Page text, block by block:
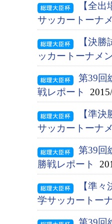
【全
サッカートーナ
【決
ッカートーナメ
第39回
戦レポート
【準
サッカートーナ
第39回
勝戦レポート
【準
学サッカートー